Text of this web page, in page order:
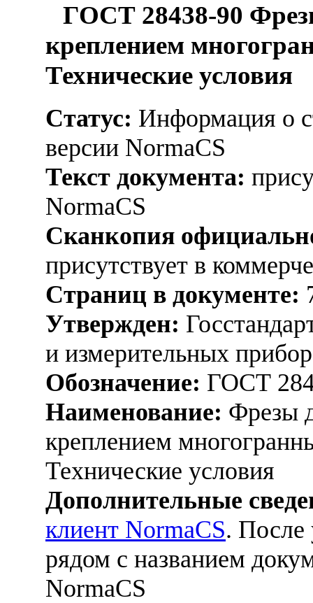
ГОСТ 28438-90
креплением
Технические условия
Статус: Информация о
версии NormaCS
Текст документа:
NormaCS
Сканкопия
присутствует в
Страниц в документе:
Утвержден:
и измерительных
Обозначение: ГОСТ
Наименование: Фрезы
креплением
Технические условия
Дополнительные
клиент NormaCS. После
рядом с названием
NormaCS